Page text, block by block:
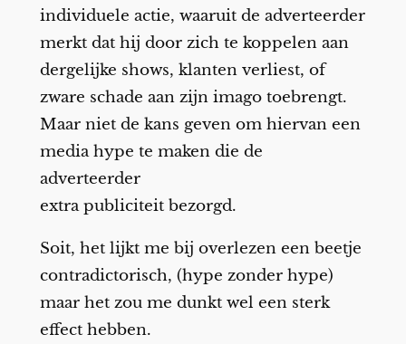
individuele actie, waaruit de adverteerder
merkt dat hij door zich te koppelen aan
dergelijke shows, klanten verliest, of
zware schade aan zijn imago toebrengt.
Maar niet de kans geven om hiervan een
media hype te maken die de
adverteerder
extra publiciteit bezorgd.
Soit, het lijkt me bij overlezen een beetje
contradictorisch, (hype zonder hype)
maar het zou me dunkt wel een sterk
effect hebben.